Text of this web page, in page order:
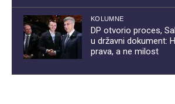
KOLUMNE
DP otvorio proces,
u državni dokument:
prava, a ne milost